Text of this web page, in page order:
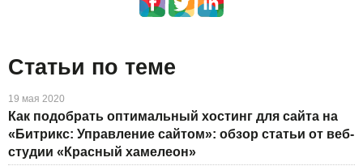
Статьи по теме
19 мая 2020
Как подобрать оптимальный хостинг для сайта на
«Битрикс: Управление сайтом»: обзор статьи от веб-
студии «Красный хамелеон»